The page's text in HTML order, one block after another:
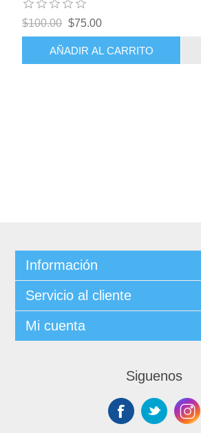
$100.00 $75.00
AÑADIR AL CARRITO
Información
Servicio al cliente
Mi cuenta
Siguenos